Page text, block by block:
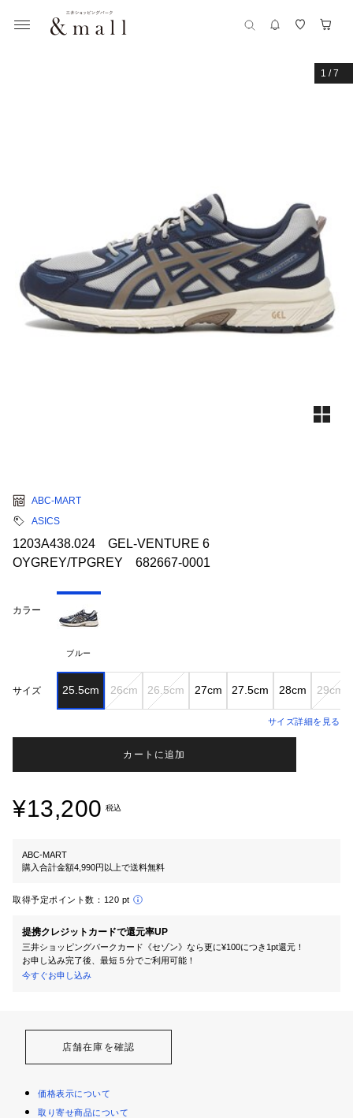
1 /7
ABC-MART
ASICS
1203A438.024 GEL-VENTURE 6
OYGREY/TPGREY 682667-0001
カラー
ブルー
サイズ 25.5cm 26cm 26.5cm 27cm 27.5cm 28cm 29cm
サイズ詳細を見る
カートに追加
¥13,200 税込
ABC-MART
購入合計金額4,990円以上で送料無料
取得予定ポイント数： 120 pt
提携クレジットカードで還元率UP
三井ショッピングパークカード《セゾン》なら更に¥100につき1pt還元！
お申し込み完了後、最短５分でご利用可能！
今すぐお申し込み
店舗在庫を確認
価格表示について
取り寄せ商品について